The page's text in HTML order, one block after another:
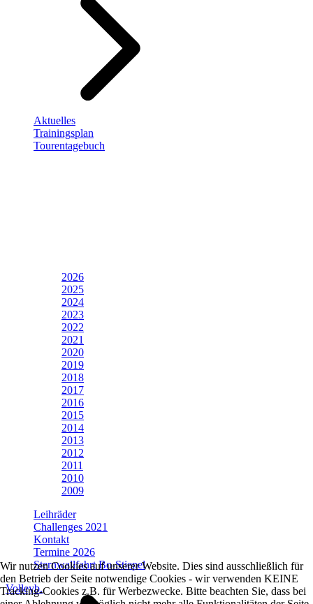
Aktuelles
Trainingsplan
Tourentagebuch
2026
2025
2024
2023
2022
2021
2020
2019
2018
2017
2016
2015
2014
2013
2012
2011
2010
2009
Leihräder
Challenges 2021
Kontakt
Termine 2026
Sternwallfahrt Bo-Stiepel
Volleyb.
Wir nutzen Cookies auf unserer Website. Dies sind ausschließlich für
den Betrieb der Seite notwendige Cookies - wir verwenden KEINE
Tracking-Cookies z.B. für Werbezwecke. Bitte beachten Sie, dass bei